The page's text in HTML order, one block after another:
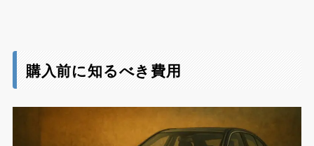
購入前に知るべき費用